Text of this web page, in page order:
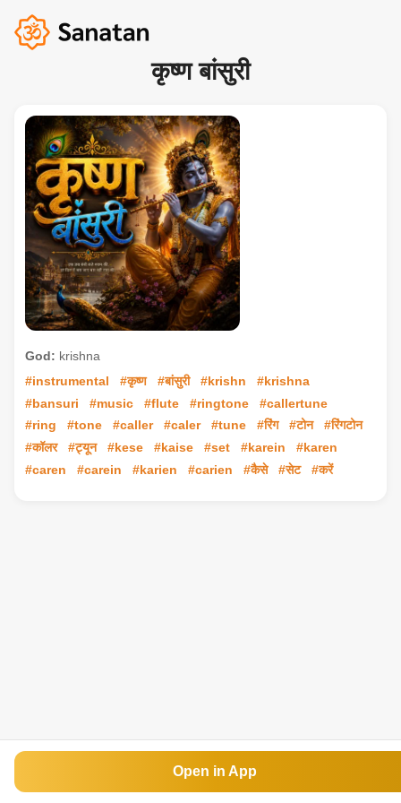
कृष्ण बांसुरी
God: krishna
#instrumental
#कृष्ण #बांसुरी #krishn
#krishna
#bansuri
#music #flute #ringtone
#callertune
#ring
#tone #caller #caler #tune #रिंग #टोन
#रिंगटोन
#कॉलर
#ट्यून #kese #kaise #set #karein
#karen
#caren
#carein #karien #carien #कैसे #सेट #करें
Open in App